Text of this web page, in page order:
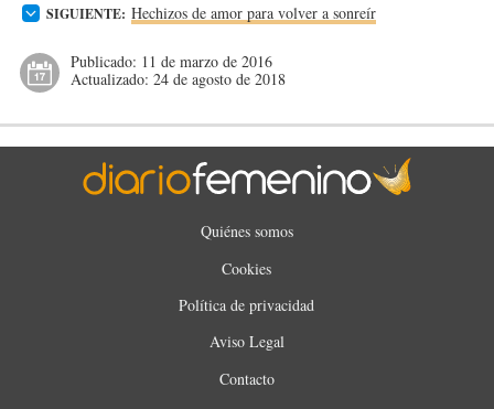
SIGUIENTE: Hechizos de amor para volver a sonreír
Publicado: 11 de marzo de 2016
Actualizado: 24 de agosto de 2018
Quiénes somos
Cookies
Política de privacidad
Aviso Legal
Contacto